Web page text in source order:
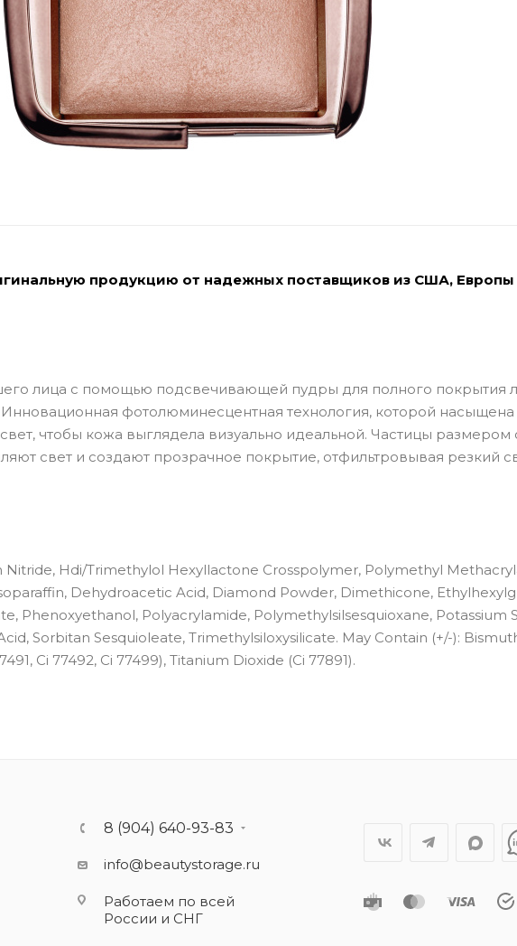
продукцию от надежных поставщиков из США, Европы
лица с помощью подсвечивающей пудры для полного покрытия
фотолюминесцентная технология, которой насыщена
чтобы кожа выглядела визуально идеальной. Частицы размером
свет и создают прозрачное покрытие, отфильтровывая резкий
Hdi/Trimethylol Hexyllactone Crosspolymer, Polymethyl
Dehydroacetic Acid, Diamond Powder, Dimethicone,
Phenoxyethanol, Polyacrylamide, Polymethylsilsesquioxane, Potassium
Sorbitan Sesquioleate, Trimethylsiloxysilicate. May Contain (+/-):
Ci 77492, Ci 77499), Titanium Dioxide (Ci 77891).
8 (904) 640-93-83
info@beautystorage.ru
Работаем по всей
России и СНГ